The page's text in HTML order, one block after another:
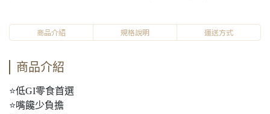
商品介紹 規格說明 運送方式
商品介紹
⭐低GI零食首選
⭐嘴饞少負擔